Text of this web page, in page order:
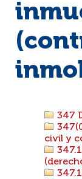
347
civil y